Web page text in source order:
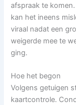
afspraak te
kan het ineens
viraal nadat een
weigerde mee te
ging.
Hoe het begon
Volgens getuigen
kaartcontrole.